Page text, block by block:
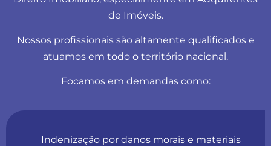
de Imóveis.
Nossos profissionais são altamente qualificados e
atuamos em todo o território nacional.
Focamos em demandas como:
Indenização por danos morais e materiais